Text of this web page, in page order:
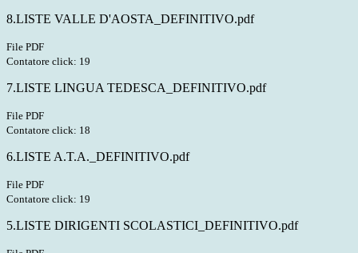
8.LISTE VALLE D'AOSTA_DEFINITIVO.pdf
File PDF
Contatore click: 19
7.LISTE LINGUA TEDESCA_DEFINITIVO.pdf
File PDF
Contatore click: 18
6.LISTE A.T.A._DEFINITIVO.pdf
File PDF
Contatore click: 19
5.LISTE DIRIGENTI SCOLASTICI_DEFINITIVO.pdf